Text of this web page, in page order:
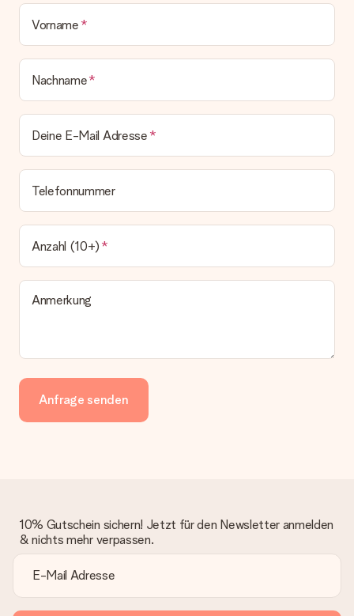
Vorname
Nachname
Deine E-Mail Adresse
Telefonnummer
Anzahl (10+)
Anmerkung
Anfrage senden
10% Gutschein sichern! Jetzt für den Newsletter anmelden
& nichts mehr verpassen.